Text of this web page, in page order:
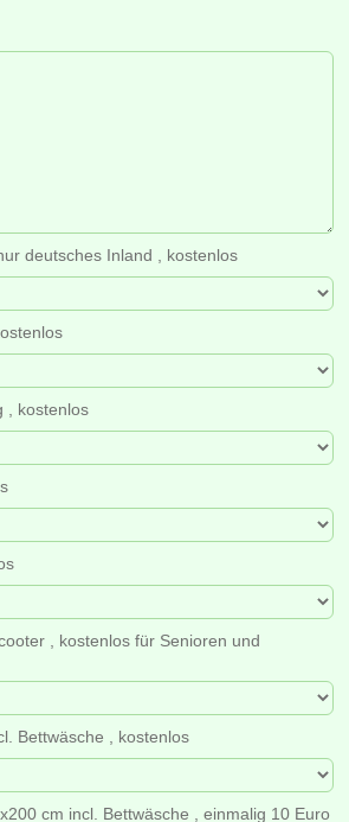
deutsches Inland , kostenlos
, kostenlos
, kostenlos für Senioren und
Bettwäsche , kostenlos
cm incl. Bettwäsche , einmalig 10 Euro